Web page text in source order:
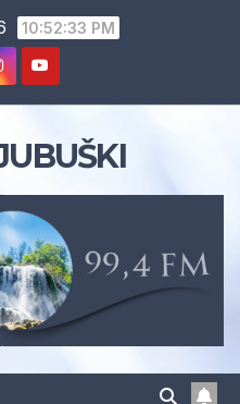
10:52:34 PM